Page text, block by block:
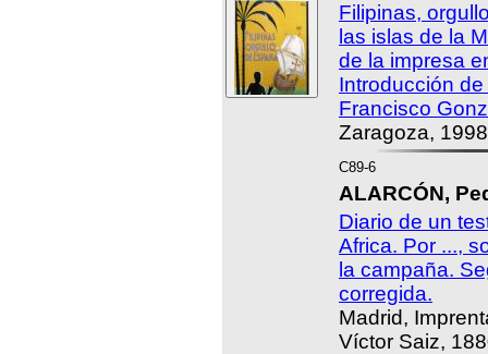
Filipinas,
las islas de la
de la impresa
Introducción
Francisco
Zaragoza,
C89-6
ALARCÓN,
Diario de un
Africa. Por ...,
la campaña.
corregida.
Madrid,
Víctor Saiz,